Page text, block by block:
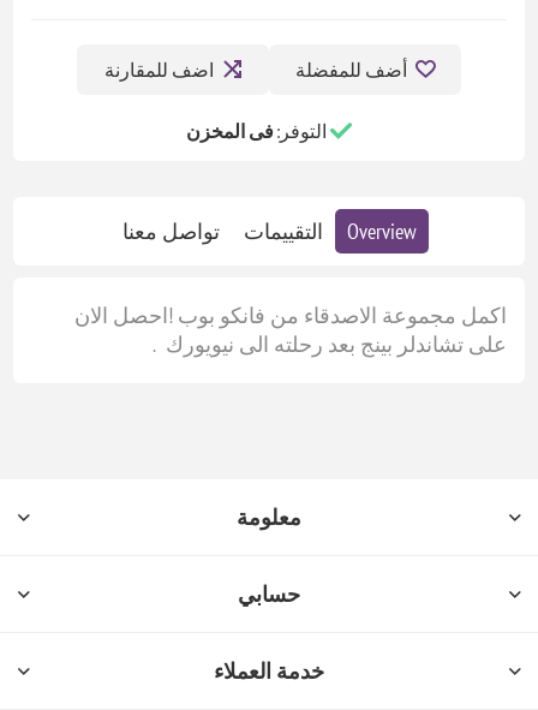
أضف للمفضلة اضف للمقارنة
التوفر:فى المخزن
Overview التقييمات تواصل معنا
اكمل مجموعة الاصدقاء من فانكو بوب !احصل الان
على تشاندلر بينج بعد رحلته الى نيويورك .
معلومة
حسابي
خدمة العملاء